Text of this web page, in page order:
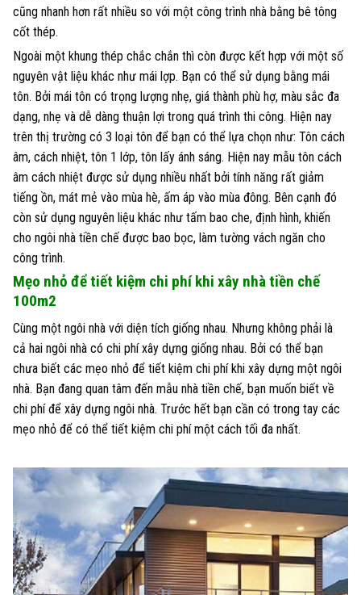
cũng nhanh hơn rất nhiều so với một công trình nhà bằng bê tông
cốt thép.
Ngoài một khung thép chắc chắn thì còn được kết hợp với một số
nguyên vật liệu khác như mái lợp. Bạn có thể sử dụng bằng mái
tôn. Bởi mái tôn có trọng lượng nhẹ, giá thành phù hợ, màu sắc đa
dạng, nhẹ và dễ dàng thuận lợi trong quá trình thi công. Hiện nay
trên thị trường có 3 loại tôn để bạn có thể lựa chọn như: Tôn cách
âm, cách nhiệt, tôn 1 lớp, tôn lấy ánh sáng. Hiện nay mẫu tôn cách
âm cách nhiệt được sử dụng nhiều nhất bởi tính năng rất giảm
tiếng ồn, mát mẻ vào mùa hè, ấm áp vào mùa đông. Bên cạnh đó
còn sử dụng nguyên liệu khác như tấm bao che, định hình, khiến
cho ngôi nhà tiền chế được bao bọc, làm tường vách ngăn cho
công trình.
Mẹo nhỏ để tiết kiệm chi phí khi xây nhà tiền chế
100m2
Cùng một ngôi nhà với diện tích giống nhau. Nhưng không phải là
cả hai ngôi nhà có chi phí xây dựng giống nhau. Bởi có thể bạn
chưa biết các mẹo nhỏ để tiết kiệm chi phí khi xây dựng một ngôi
nhà. Bạn đang quan tâm đến mẫu nhà tiền chế, bạn muốn biết về
chi phí để xây dựng ngôi nhà. Trước hết bạn cần có trong tay các
mẹo nhỏ để có thể tiết kiệm chi phí một cách tối đa nhất.